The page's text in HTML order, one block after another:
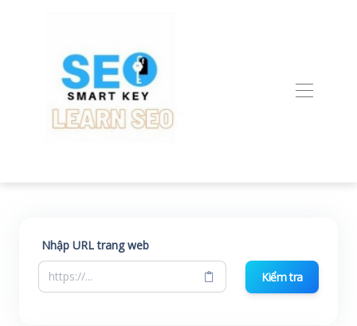
Nhập URL trang web
Kiểm tra